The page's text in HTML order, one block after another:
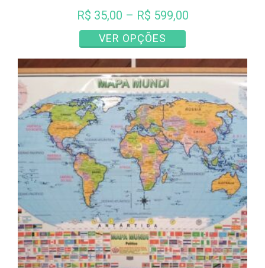
R$ 35,00 – R$ 599,00
VER OPÇÕES
produto
tem
várias
variantes.
As
opções
podem
ser
escolhidas
na
página
produto